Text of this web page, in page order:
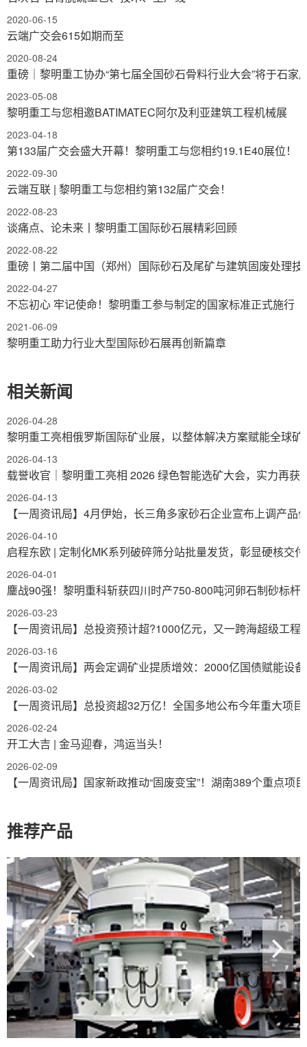
2020-06-15
云端广交会615如期而至
2020-08-24
重磅｜黎明重工协办“第七届全国砂石骨料行业大会”将于石家
2023-05-08
黎明重工与您相邀BATIMATEC阿尔及利亚建筑工程机械展
2023-04-18
第133届广交会盛大开幕！黎明重工与您相约19.1E40展位！
2022-09-30
云端互联 | 黎明重工与您相约第132届广交会！
2022-08-23
谈痛点、论未来丨黎明重工国际砂石展精彩回顾
2022-08-22
重磅丨第二届中国（郑州）国际砂石及尾矿与建筑固废处理技
2022-04-27
不忘初心 牢记使命！黎明重工参与制定的国家标准正式施行
2021-06-09
黎明重工助力行业大型国际砂石展再创新篇章
相关新闻
2026-04-28
黎明重工亮相俄罗斯国际矿业展，以整体解决方案赋能全球矿
2026-04-13
载誉收官｜黎明重工亮相 2026 绿色智能选矿大会，实力再获
2026-04-13
【一周资讯局】4月伊始，长三角多家砂石企业宣布上调产品
2026-04-10
启程东欧 | 定制化MK系列破碎筛分站批量发货，彰显硬核交
2026-04-01
鏖战90强！黎明重科斩获四川时产750-800吨河卵石制砂标杆
2026-03-23
【一周资讯局】总投资预计超?1000亿元，又一跨海超级工程
2026-03-16
【一周资讯局】两会定调矿业提质增效：2000亿国债赋能设
2026-03-02
【一周资讯局】总投资超32万亿！全国多地公布今年重大项
2026-02-24
开工大吉 | 金马迎春，鸿运当头！
2026-02-09
【一周资讯局】国家新政推动“固废变宝”！湖南389个重点项
推荐产品